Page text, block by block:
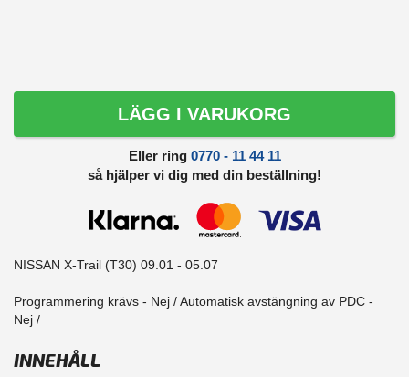
LÄGG I VARUKORG
Eller ring 0770 - 11 44 11
så hjälper vi dig med din beställning!
NISSAN X-Trail (T30) 09.01 - 05.07
Programmering krävs - Nej / Automatisk avstängning av PDC -
Nej /
INNEHÅLL